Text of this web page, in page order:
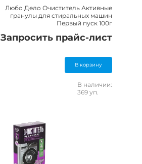
Любо Дело Очиститель Активные
гранулы для стиральных машин
Первый пуск 100г
Запросить прайс-лист
В корзину
В наличии:
369 уп.